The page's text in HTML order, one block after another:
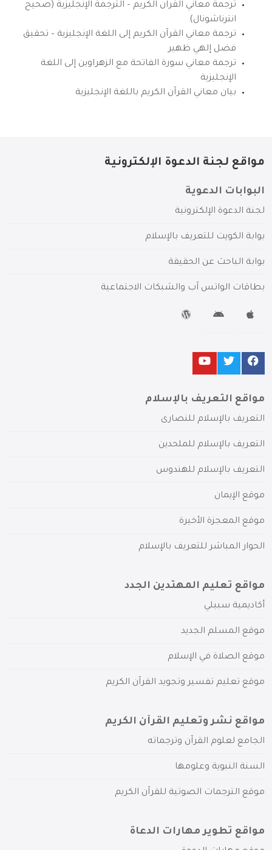
ترجمة معاني القرآن الكريم – الترجمة الإنجليزية (صحيح
انترناشونال)
ترجمة معاني القرآن الكريم إلى اللغة الإنجليزية – تحقيق
فضل إلهي ظهير
ترجمة معاني سورة الفاتحة مع الزهراوين إلى اللغة
الإنجليزية
بيان معاني القرآن الكريم باللغة الإنجليزية
مواقع لجنة الدعوة الإلكترونية
البوابات الدعوية
لجنة الدعوة الإلكترونية
بوابة الكويت للتعريف بالإسلام
بوابة الباحث عن الحقيقة
بطاقات الواتس آب والشبكات الاجتماعية
مواقع التعريف بالإسلام
التعريف بالإسلام للنصارى
التعريف بالإسلام للملحدين
التعريف بالإسلام للهندوس
موقع الإيمان
موقع المعجزة الأخيرة
الحوار المباشر للتعريف بالإسلام
مواقع تعليم المهتدين الجدد
أكاديمية سبيلي
موقع المسلم الجديد
موقع الصلاة في الإسلام
موقع تعليم تفسير وتجويد القرآن الكريم
مواقع نشر وتعليم القرآن الكريم
الجامع لعلوم القرآن وترجماته
السنة النبوية وعلومها
موقع الترجمات الصوتية للقرآن الكريم
مواقع تطوير مهارات الدعاة